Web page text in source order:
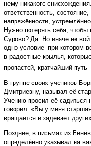
нему никакого
ответственность,
напряжённости,
Нужно потерять себя,
Сурово? Да. Но иначе не
одно условие, при котором
в радостные крылья,
пропастей, кратчайший
В группе своих учеников
Дмитриевну, называл её
Учению просил её садиться
говорил: «Вы у меня
вращается и задевает
Позднее, в письмах из
определённо указывал на